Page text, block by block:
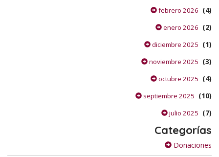
febrero 2026 (4)
enero 2026 (2)
diciembre 2025 (1)
noviembre 2025 (3)
octubre 2025 (4)
septiembre 2025 (10)
julio 2025 (7)
Categorías
Donaciones